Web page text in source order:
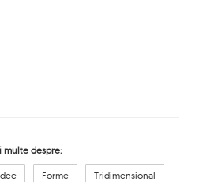
multe despre:
Forme
Tridimensional